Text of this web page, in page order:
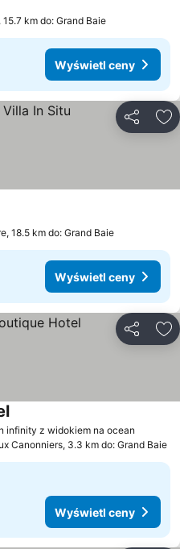
km do: Grand Baie
Wyświetl ceny
18.5 km do: Grand Baie
Wyświetl ceny
infinity z widokiem na ocean
Canonniers, 3.3 km do: Grand Baie
Wyświetl ceny